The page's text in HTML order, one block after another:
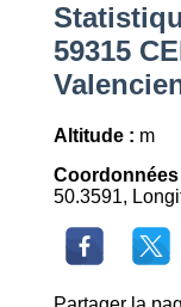
59315
Altitude : m
50.3591,